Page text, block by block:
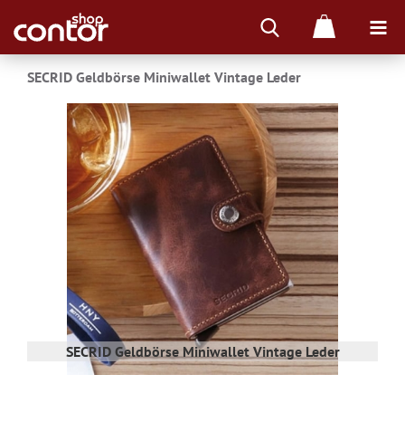
SECRID Geldbörse Miniwallet Vintage Leder
SECRID Geldbörse Miniwallet Vintage Leder